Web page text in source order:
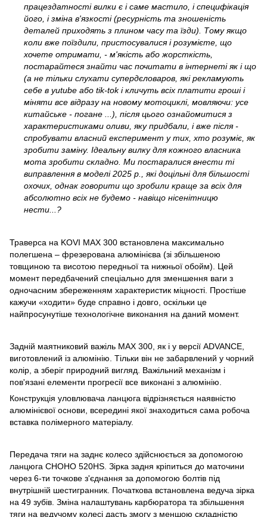
працездатності вилки є і саме мастило, і специфікація
його, і зміна в'язкості (ресурність та зношеність
деталей приходять з плином часу та їзди). Тому якщо
коли вже поїздили, пристосувалися і розумієте, що
хочете отримати, - м'якість або жорсткість,
постарайтеся знайти час почитати в інтернеті як і що
(а не тільки слухати супердєловаров, які рекламують
себе в yutube або tik-tok і кличуть всіх платити гроші і
міняти все відразу на новому мотоциклі, мовляючи: усе
китайське - погане ...), після цього ознайомитися з
характеристиками оливи, яку придбали, і вже після -
спробувати власний експеримент у тих, хто розуміє, як
зробити заміну. Ідеальну вилку для кожного власника
мота зробити складно. Ми постаралися внести ті
виправлення в моделі 2025 р., які доцільні для більшості
охочих, однак говорити що зробили краще за всіх для
абсолютно всіх не будемо - навіщо нісенітницю
нести...?
Траверса на KOVI MAX 300 встановлена максимально
полегшена – фрезерована алюмінієва (зі збільшеною
товщиною та висотою передньої та нижньої обойм). Цей
момент передбачений спеціально для зменшення ваги з
одночасним збереженням характеристик міцності. Простіше
кажучи «ходити» буде справно і довго, оскільки це
найпросунутіше технологічне виконання на даний момент.
Задній маятниковий важіль MAX 300, як і у версії ADVANCE,
виготовлений із алюмінію. Тільки він не забарвлений у чорний
колір, а зберіг природний вигляд. Важільний механізм і
пов'язані елементи прогресії все виконані з алюмінію.
Конструкція уловлювача ланцюга відрізняється наявністю
алюмінієвої основи, всередині якої знаходиться сама робоча
вставка полімерного матеріалу.
Передача тяги на заднє колесо здійснюється за допомогою
ланцюга CHOHO 520HS. Зірка задня кріпиться до маточини
через 6-ти точкове з'єднання за допомогою болтів під
внутрішній шестигранник. Початкова встановлена ведуча зірка
на 49 зубів. Зміна налаштувань карбюратора та збільшення
тяги на ведучому колесі дасть змогу з меншою складністю